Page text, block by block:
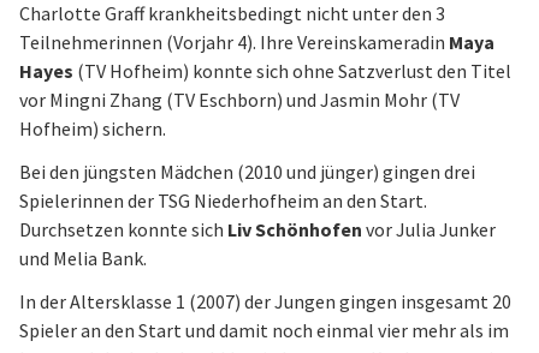
Charlotte Graff krankheitsbedingt nicht unter den 3
Teilnehmerinnen (Vorjahr 4). Ihre Vereinskameradin Maya
Hayes (TV Hofheim) konnte sich ohne Satzverlust den Titel
vor Mingni Zhang (TV Eschborn) und Jasmin Mohr (TV
Hofheim) sichern.
Bei den jüngsten Mädchen (2010 und jünger) gingen drei
Spielerinnen der TSG Niederhofheim an den Start.
Durchsetzen konnte sich Liv Schönhofen vor Julia Junker
und Melia Bank.
In der Altersklasse 1 (2007) der Jungen gingen insgesamt 20
Spieler an den Start und damit noch einmal vier mehr als im